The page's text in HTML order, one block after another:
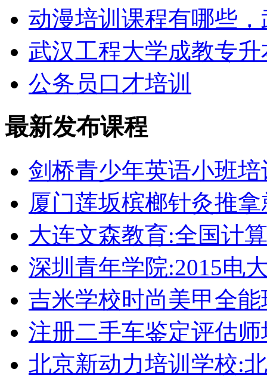
动漫培训课程有哪些
武汉工程大学成教专
公务员口才培训
最新发布课程
剑桥青少年英语小班培
厦门莲坂槟榔针灸推
大连文森教育:全国计
深圳青年学院:2015电
吉米学校时尚美甲全能
注册二手车鉴定评估
北京新动力培训学校: